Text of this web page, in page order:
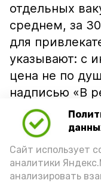
Сайт использует
аналитики
анализировать
отдельных
среднем, за
для
указывают: с
цена не по
надписью «В